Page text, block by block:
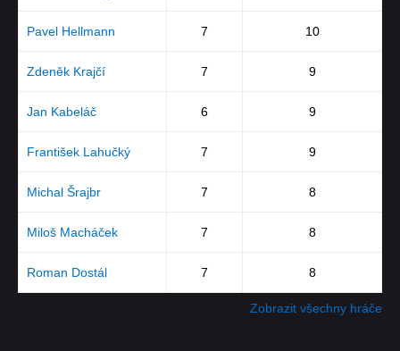
Pavel Hellmann 7 10
Zdeněk Krajčí 7 9
Jan Kabeláč 6 9
František Lahučký 7 9
Michal Šrajbr 7 8
Miloš Macháček 7 8
Roman Dostál 7 8
Zobrazit všechny hráče